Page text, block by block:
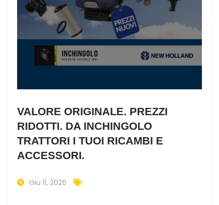
VALORE ORIGINALE. PREZZI
RIDOTTI. DA INCHINGOLO
TRATTORI I TUOI RICAMBI E
ACCESSORI.
Giu 11, 2026